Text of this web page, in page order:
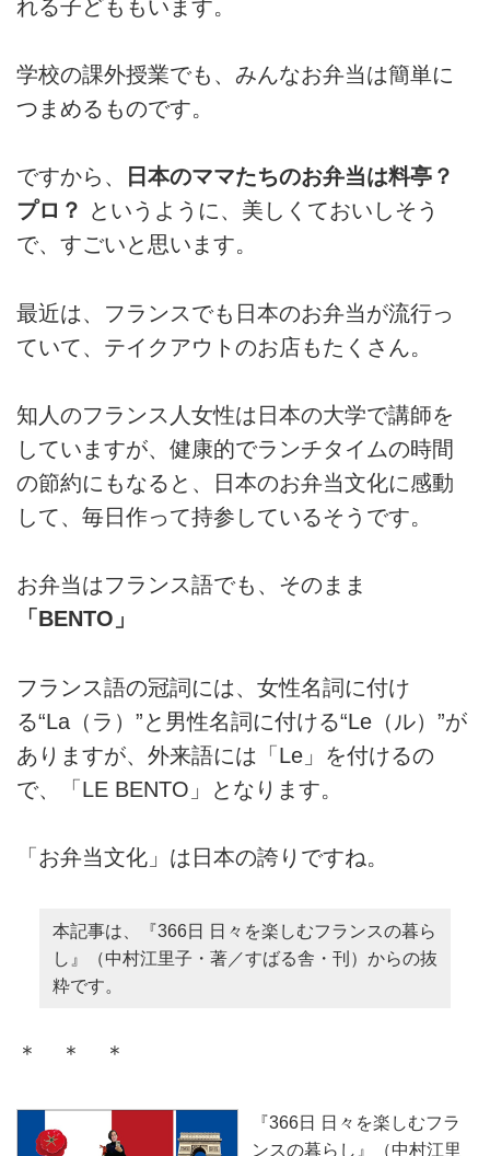
れる子どももいます。
学校の課外授業でも、みんなお弁当は簡単に
つまめるものです。
ですから、
日本のママたちのお弁当は料亭？
プロ？ というように、美しくておいしそう
で、すごいと思います。
最近は、フランスでも日本のお弁当が流行っ
ていて、テイクアウトのお店もたくさん。
知人のフランス人女性は日本の大学で講師を
していますが、健康的でランチタイムの時間
の節約にもなると、日本のお弁当文化に感動
して、毎日作って持参しているそうです。
お弁当はフランス語でも、そのまま
「BENTO」
フランス語の冠詞には、女性名詞に付け
る“La（ラ）”と男性名詞に付ける“Le（ル）”が
ありますが、外来語には「Le」を付けるの
で、「LE BENTO」となります。
「お弁当文化」は日本の誇りですね。
本記事は、『366日 日々を楽しむフランスの暮ら
し』（中村江里子・著／すばる舎・刊）からの抜
粋です。
＊ ＊ ＊
『366日 日々を楽しむフラ
ンスの暮らし』（中村江里